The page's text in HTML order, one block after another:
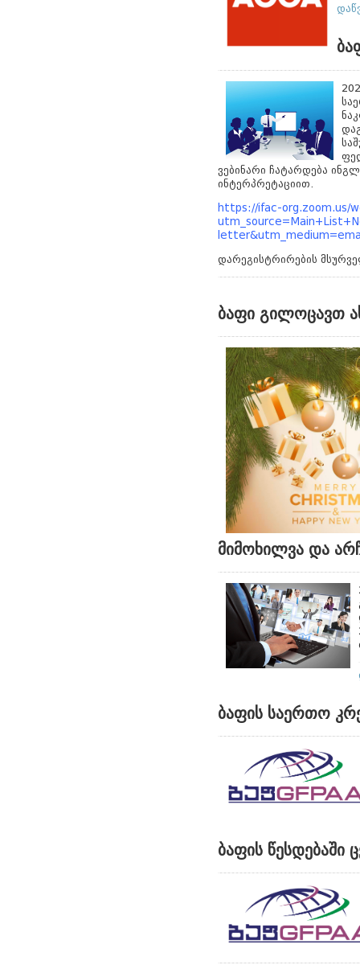
ვებინარი ჩატარდება
ინტერპრეტაციით.
https://ifac-org.zoom.us/
დარეგისტრირების
ბაფი გილოცავთ
მიმოხილვა და
ბაფის საერთო
ბაფის წესდებაში